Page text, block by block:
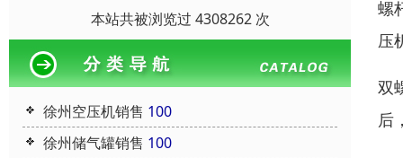
本站共被浏览过 4308262 次
徐州空压机销售 100
徐州储气罐销售 100
螺
压
双
后